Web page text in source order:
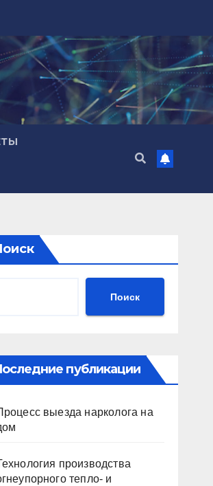
Поиск
публикации
выезда нарколога на
производства
тепло- и